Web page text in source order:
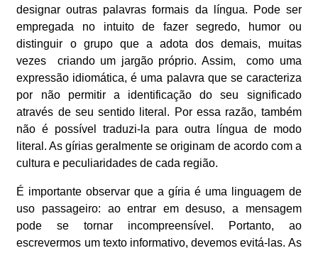
designar outras palavras formais da língua. Pode ser
empregada no intuito de fazer segredo, humor ou
distinguir o grupo que a adota dos demais, muitas
vezes criando um jargão próprio. Assim, como uma
expressão idiomática, é uma palavra que se caracteriza
por não permitir a identificação do seu significado
através de seu sentido literal. Por essa razão, também
não é possível traduzi-la para outra língua de modo
literal. As gírias geralmente se originam de acordo com a
cultura e peculiaridades de cada região.
É importante observar que a gíria é uma linguagem de
uso passageiro: ao entrar em desuso, a mensagem
pode se tornar incompreensível. Portanto, ao
escrevermos um texto informativo, devemos evitá-las. As